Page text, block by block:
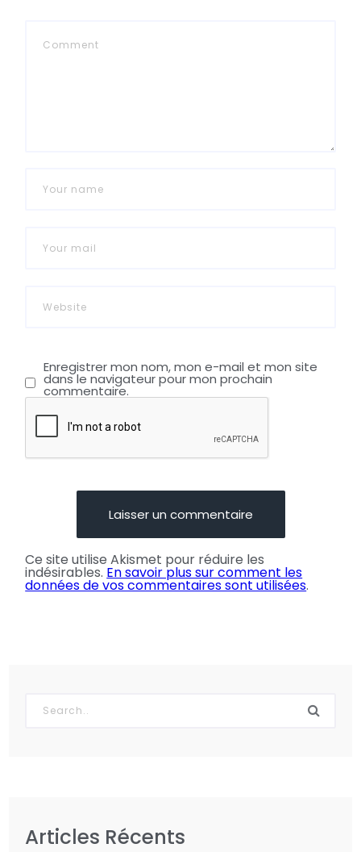
Enregistrer mon nom, mon e-mail et mon site
dans le navigateur pour mon prochain
commentaire.
Ce site utilise Akismet pour réduire les
indésirables. En savoir plus sur comment les
données de vos commentaires sont utilisées.
Articles Récents